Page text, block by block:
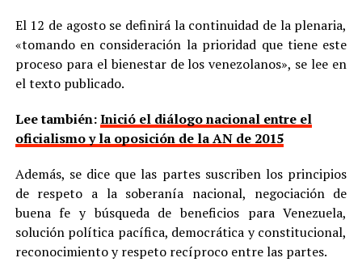
El 12 de agosto se definirá la continuidad de la plenaria,
«tomando en consideración la prioridad que tiene este
proceso para el bienestar de los venezolanos», se lee en
el texto publicado.
Lee también:Inició el diálogo nacional entre el
oficialismo y la oposición de la AN de 2015
Además, se dice que las partes suscriben los principios
de respeto a la soberanía nacional, negociación de
buena fe y búsqueda de beneficios para Venezuela,
solución política pacífica, democrática y constitucional,
reconocimiento y respeto recíproco entre las partes.